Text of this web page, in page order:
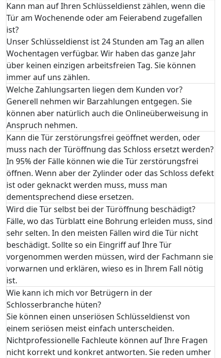
Kann man auf Ihren Schlüsseldienst zählen, wenn die
Tür am Wochenende oder am Feierabend zugefallen
ist?
Unser Schlüsseldienst ist 24 Stunden am Tag an allen
Wochentagen verfügbar. Wir haben das ganze Jahr
über keinen einzigen arbeitsfreien Tag. Sie können
immer auf uns zählen.
Welche Zahlungsarten liegen dem Kunden vor?
Generell nehmen wir Barzahlungen entgegen. Sie
können aber natürlich auch die Onlineüberweisung in
Anspruch nehmen.
Kann die Tür zerstörungsfrei geöffnet werden, oder
muss nach der Türöffnung das Schloss ersetzt werden?
In 95% der Fälle können wie die Tür zerstörungsfrei
öffnen. Wenn aber der Zylinder oder das Schloss defekt
ist oder geknackt werden muss, muss man
dementsprechend diese ersetzen.
Wird die Tür selbst bei der Türöffnung beschädigt?
Fälle, wo das Türblatt eine Bohrung erleiden muss, sind
sehr selten. In den meisten Fällen wird die Tür nicht
beschädigt. Sollte so ein Eingriff auf Ihre Tür
vorgenommen werden müssen, wird der Fachmann sie
vorwarnen und erklären, wieso es in Ihrem Fall nötig
ist.
Wie kann ich mich vor Betrügern in der
Schlosserbranche hüten?
Sie können einen unseriösen Schlüsseldienst von
einem seriösen meist einfach unterscheiden.
Nichtprofessionelle Fachleute können auf Ihre Fragen
nicht korrekt und konkret antworten. Sie reden umher